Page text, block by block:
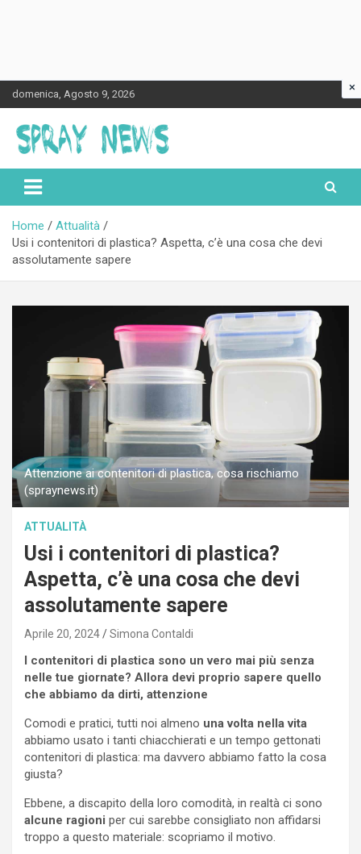
Skip
to
content
domenica, Agosto 9, 2026
Spraynews.it
Home
Attualità
Usi i contenitori di plastica? Aspetta, c’è una cosa che devi
assolutamente sapere
Attenzione ai contenitori di plastica, cosa rischiamo
(spraynews.it)
ATTUALITÀ
Usi i contenitori di plastica?
Aspetta, c’è una cosa che devi
assolutamente sapere
Aprile 20, 2024 Simona Contaldi
I contenitori di plastica sono un vero mai più senza
nelle tue giornate? Allora devi proprio sapere quello
che abbiamo da dirti, attenzione
Comodi e pratici, tutti noi almeno una volta nella vita
abbiamo usato i tanti chiacchierati e un tempo gettonati
contenitori di plastica: ma davvero abbiamo fatto la cosa
giusta?
Ebbene, a discapito della loro comodità, in realtà ci sono
alcune ragioni per cui sarebbe consigliato non affidarsi
troppo a questo materiale: scopriamo il motivo.
×